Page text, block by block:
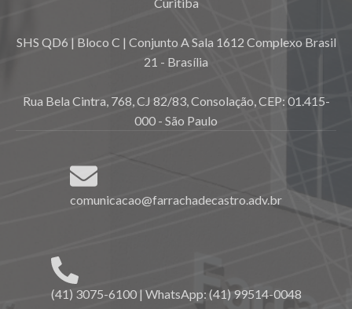
SHS QD6 | Bloco C | Conjunto A Sala 1612 Complexo Brasil
21 - Brasília
Rua Bela Cintra, 768, CJ 82/83, Consolação, CEP: 01.415-
000 - São Paulo
comunicacao@farrachadecastro.adv.br
(41) 3075-6100 | WhatsApp: (41) 99514-0048